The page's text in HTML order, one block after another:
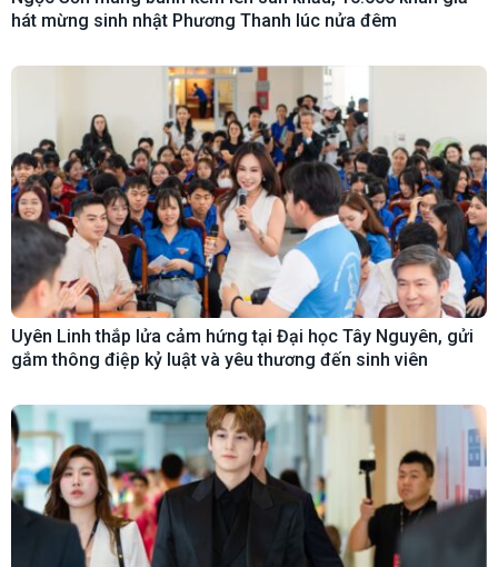
hát mừng sinh nhật Phương Thanh lúc nửa đêm
Uyên Linh thắp lửa cảm hứng tại Đại học Tây Nguyên, gửi
gắm thông điệp kỷ luật và yêu thương đến sinh viên